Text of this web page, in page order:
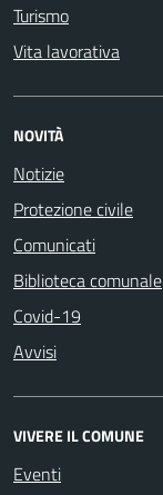
Turismo
Vita lavorativa
NOVITÀ
Notizie
Protezione civile
Comunicati
Biblioteca comunale
Covid-19
Avvisi
VIVERE IL COMUNE
Eventi